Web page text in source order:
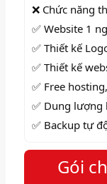
❌ Chức năng
✅ Website 1
✅ Thiết kế
✅ Thiết kế
✅ Free
✅ Dung lượng
✅ Backup tự
Gói